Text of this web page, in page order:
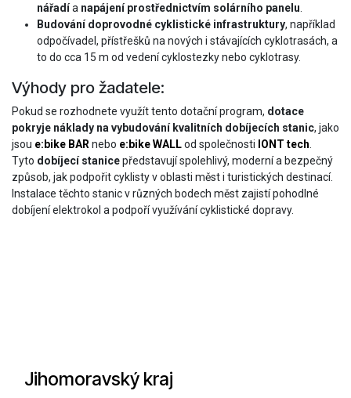
nářadía napájení prostřednictvím solárního panelu
Budování doprovodné cyklistické infrastruktury, například
odpočívadel, přístřešků na nových i stávajících cyklotrasách, a
to do cca 15 m od vedení cyklostezky nebo cyklotrasy.
Výhody pro žadatele:
Pokud se rozhodnete využít tento dotační program, dotace
pokryje náklady na vybudování kvalitních dobíjecích stanic, jako
jsou e:bike BAR nebo e:bike WALLod společnosti IONT tech
Tyto dobíjecí stanicepředstavují spolehlivý, moderní a bezpečný
způsob, jak podpořit cyklisty v oblasti měst i turistických destinací.
Instalace těchto stanic v různých bodech měst zajistí pohodlné
dobíjení elektrokol a podpoří využívání cyklistické dopravy.
Jihomoravský kraj